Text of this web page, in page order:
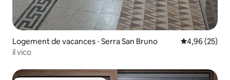
Logement de vacances ⋅ Serra San Bruno Évaluation
4,96 (25)
il vico